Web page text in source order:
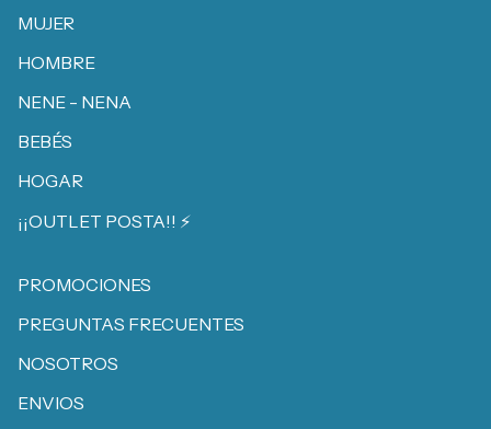
MUJER
HOMBRE
NENE - NENA
BEBÉS
HOGAR
¡¡OUTLET POSTA!! ⚡️
PROMOCIONES
PREGUNTAS FRECUENTES
NOSOTROS
ENVIOS